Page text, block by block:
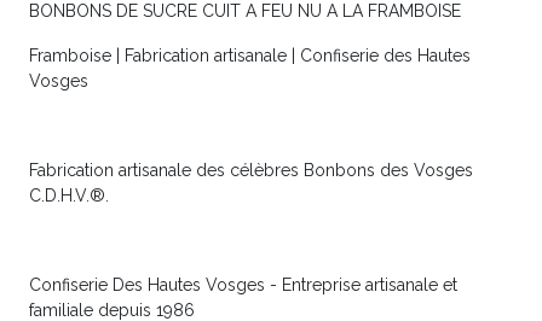
BONBONS DE SUCRE CUIT A FEU NU A LA FRAMBOISE
Framboise | Fabrication artisanale | Confiserie des Hautes
Vosges
Fabrication artisanale des célèbres Bonbons des Vosges
C.D.H.V.®.
Confiserie Des Hautes Vosges - Entreprise artisanale et
familiale depuis 1986